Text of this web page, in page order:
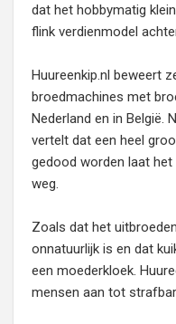
dat het hobbymatig
flink verdienmodel
Huureenkip.nl beweert
broedmachines met
Nederland en in België.
vertelt dat een heel
gedood worden laat
weg.
Zoals dat het
onnatuurlijk is en dat
een moederkloek.
mensen aan tot